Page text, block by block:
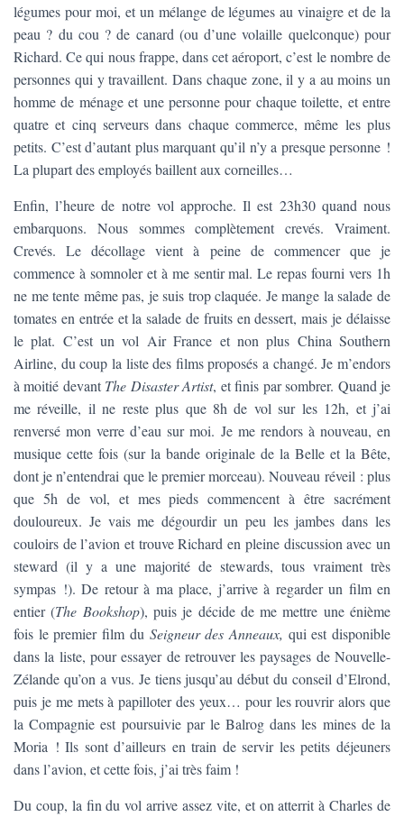
légumes pour moi, et un mélange de légumes au vinaigre et de la
peau ? du cou ? de canard (ou d’une volaille quelconque) pour
Richard. Ce qui nous frappe, dans cet aéroport, c’est le nombre de
personnes qui y travaillent. Dans chaque zone, il y a au moins un
homme de ménage et une personne pour chaque toilette, et entre
quatre et cinq serveurs dans chaque commerce, même les plus
petits. C’est d’autant plus marquant qu’il n’y a presque personne !
La plupart des employés baillent aux corneilles…
Enfin, l’heure de notre vol approche. Il est 23h30 quand nous
embarquons. Nous sommes complètement crevés. Vraiment.
Crevés. Le décollage vient à peine de commencer que je
commence à somnoler et à me sentir mal. Le repas fourni vers 1h
ne me tente même pas, je suis trop claquée. Je mange la salade de
tomates en entrée et la salade de fruits en dessert, mais je délaisse
le plat. C’est un vol Air France et non plus China Southern
Airline, du coup la liste des films proposés a changé. Je m’endors
à moitié devant The Disaster Artist, et finis par sombrer. Quand je
me réveille, il ne reste plus que 8h de vol sur les 12h, et j’ai
renversé mon verre d’eau sur moi. Je me rendors à nouveau, en
musique cette fois (sur la bande originale de la Belle et la Bête,
dont je n’entendrai que le premier morceau). Nouveau réveil : plus
que 5h de vol, et mes pieds commencent à être sacrément
douloureux. Je vais me dégourdir un peu les jambes dans les
couloirs de l’avion et trouve Richard en pleine discussion avec un
steward (il y a une majorité de stewards, tous vraiment très
sympas !). De retour à ma place, j’arrive à regarder un film en
entier (The Bookshop), puis je décide de me mettre une énième
fois le premier film du Seigneur des Anneaux, qui est disponible
dans la liste, pour essayer de retrouver les paysages de Nouvelle-
Zélande qu’on a vus. Je tiens jusqu’au début du conseil d’Elrond,
puis je me mets à papilloter des yeux… pour les rouvrir alors que
la Compagnie est poursuivie par le Balrog dans les mines de la
Moria ! Ils sont d’ailleurs en train de servir les petits déjeuners
dans l’avion, et cette fois, j’ai très faim !
Du coup, la fin du vol arrive assez vite, et on atterrit à Charles de